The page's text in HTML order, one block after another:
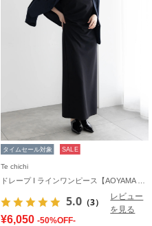
タイムセール対象 SALE
Te chichi
5.0 （3）
レビュー
を見る
¥6,050 -50%OFF-